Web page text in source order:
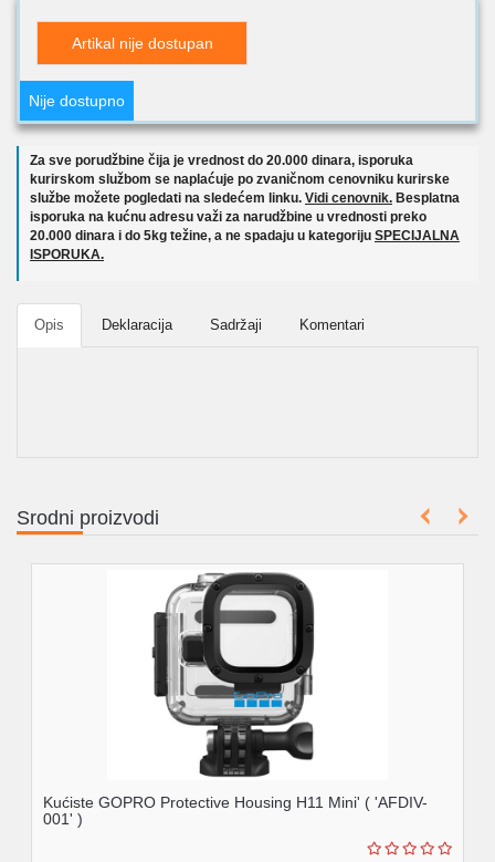
Artikal nije dostupan
Nije dostupno
Za sve porudžbine čija je vrednost do 20.000 dinara, isporuka
kurirskom službom se naplaćuje po zvaničnom cenovniku kurirske
službe možete pogledati na sledećem linku. Vidi cenovnik. Besplatna
isporuka na kućnu adresu važi za narudžbine u vrednosti preko
20.000 dinara i do 5kg težine, a ne spadaju u kategoriju SPECIJALNA
ISPORUKA.
Opis Deklaracija Sadržaji Komentari
Srodni proizvodi
Kućiste GOPRO Protective Housing H11 Mini' ( 'AFDIV-
001' )